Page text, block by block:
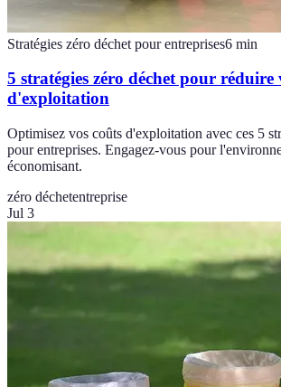
Stratégies zéro déchet pour entreprises6 min
5 stratégies zéro déchet pour réduire
d'exploitation
Optimisez vos coûts d'exploitation avec ces 5
pour entreprises. Engagez-vous pour
économisant.
zéro déchetentreprise
Jul 3